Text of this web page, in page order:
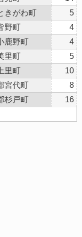
きがわ町
5
野町
4
鹿野町
4
里町
5
里町
10
宮代町
8
杉戸町
16